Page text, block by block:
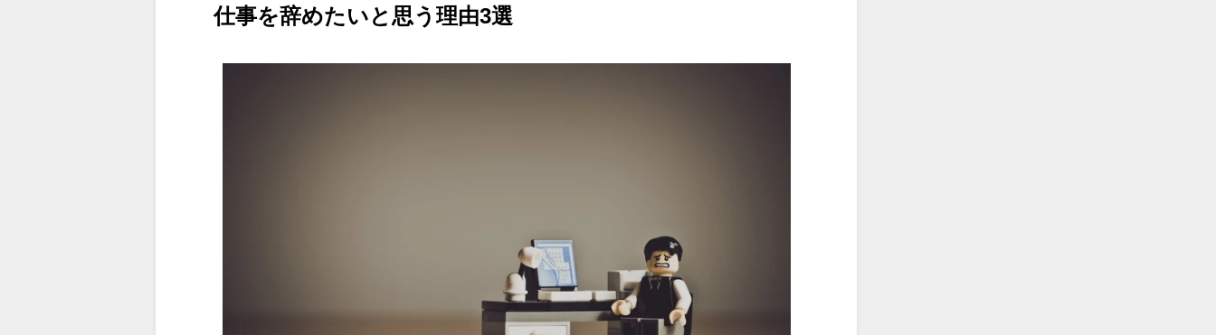
仕事を辞めたいと思う理由3選